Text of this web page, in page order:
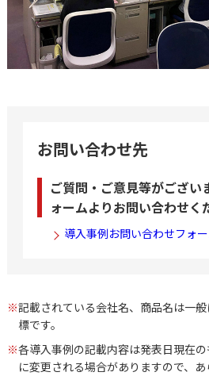
お問い合わせ先
ご質問・ご意見等がござい
ォームよりお問い合わせく
導入事例お問い合わせフォ
※記載されている会社名、商品名は一
標です。
※各導入事例の記載内容は発表日現在
に変更される場合がありますので、あ